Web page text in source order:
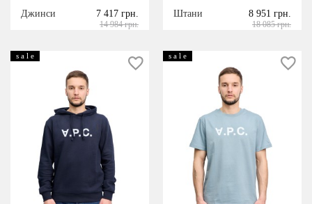
Джинси
7 417 грн.
14 984 грн.
Штани
8 951 грн.
18 085 грн.
s a l e s a l e